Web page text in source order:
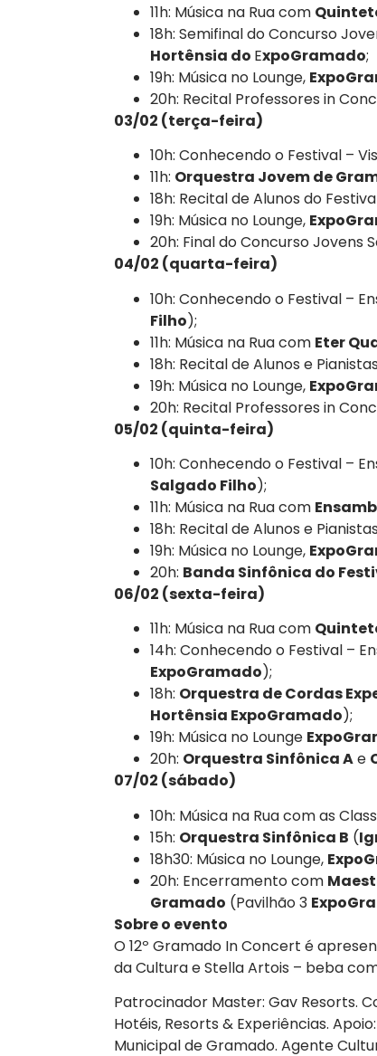
11h: Música na Rua com
18h: Semifinal do Concurso
Hortênsia do ExpoGramado;
19h: Música no Lounge,
20h: Recital Professores in
03/02 (terça-feira)
10h: Conhecendo o Festival –
11h: Orquestra Jovem de
18h: Recital de Alunos do
19h: Música no Lounge,
20h: Final do Concurso Jovens
04/02 (quarta-feira)
10h: Conhecendo o Festival –
Filho);
11h: Música na Rua com Eter
18h: Recital de Alunos e
19h: Música no Lounge,
20h: Recital Professores in
05/02 (quinta-feira)
10h: Conhecendo o Festival –
Salgado Filho);
11h: Música na Rua com
18h: Recital de Alunos e
19h: Música no Lounge,
20h: Banda Sinfônica do
06/02 (sexta-feira)
11h: Música na Rua com
14h: Conhecendo o Festival –
ExpoGramado);
18h: Orquestra de Cordas
Hortênsia ExpoGramado);
19h: Música no Lounge
20h: Orquestra Sinfônica Ae
07/02 (sábado)
10h: Música na Rua com as
15h: Orquestra Sinfônica B (
18h30: Música no Lounge,
20h: Encerramento com
Gramado (Pavilhão 3
Sobre o evento
O 12º Gramado In Concert é
da Cultura e Stella Artois – beba
Patrocinador Master: Gav Resorts.
Hotéis, Resorts & Experiências.
Municipal de Gramado. Agente